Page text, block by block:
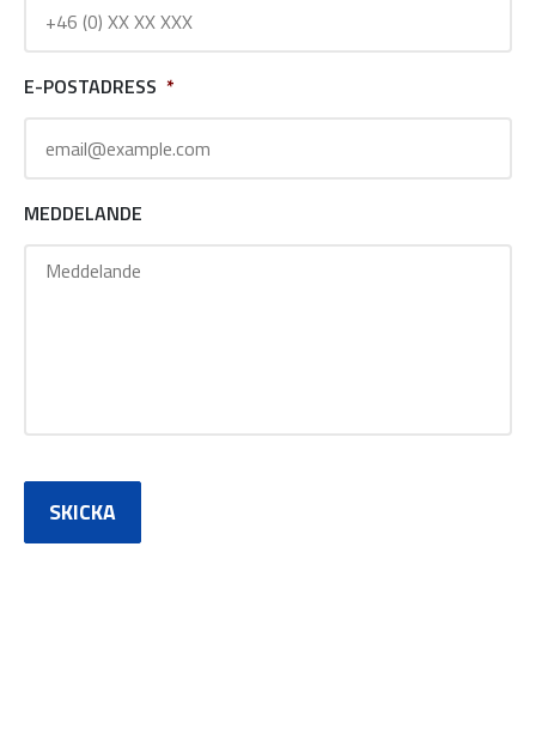
E-POSTADRESS *
MEDDELANDE
SKICKA